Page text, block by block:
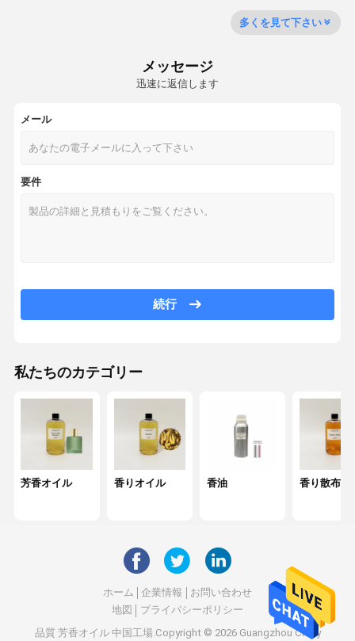
アロマディフューザーオイル
ろうそく の 香油
香水オイル
香りのディフューザー
香りの空気機械
多くを見て下さい
メッセージ
迅速に返信します
メール
要件
続行
私たちのカテゴリー
芳香オイル 香りオイル 香油 香り散布油
ホーム 企業情報
お問い合わせ
地図
プライバシーポリシー
品質 芳香オイル中国工場.Copyright © 2026 Guangzhou Chifly